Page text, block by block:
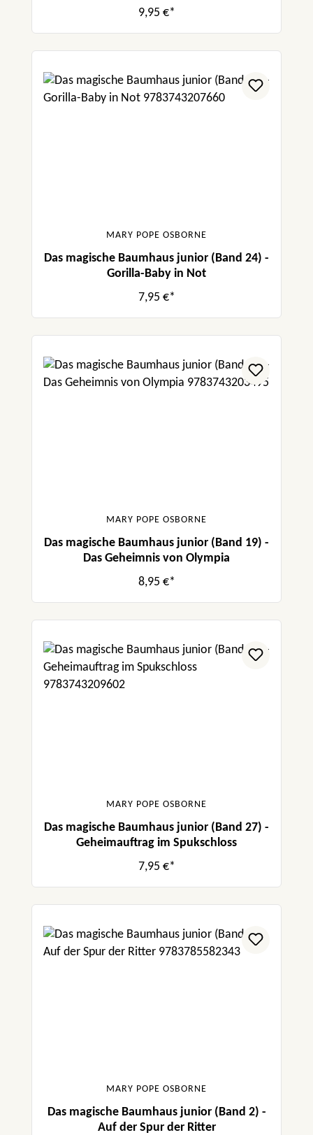
9,95 €*
MARY POPE OSBORNE
Das magische Baumhaus junior (Band 24) -
Gorilla-Baby in Not
7,95 €*
MARY POPE OSBORNE
Das magische Baumhaus junior (Band 19) -
Das Geheimnis von Olympia
8,95 €*
MARY POPE OSBORNE
Das magische Baumhaus junior (Band 27) -
Geheimauftrag im Spukschloss
7,95 €*
MARY POPE OSBORNE
Das magische Baumhaus junior (Band 2) -
Auf der Spur der Ritter